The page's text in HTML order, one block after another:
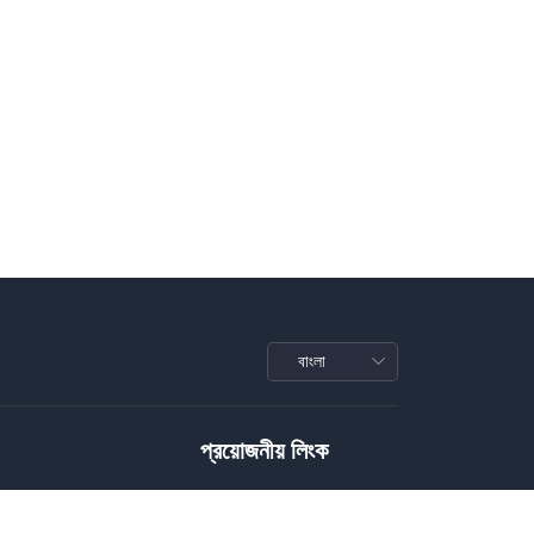
প্রয়োজনীয় লিংক
Privacy Policy